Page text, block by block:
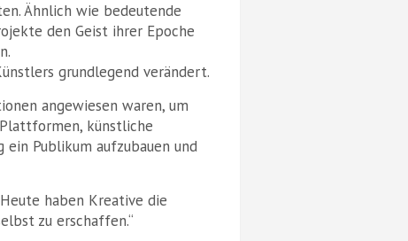
Ähnlich wie bedeutende
den Geist ihrer Epoche
grundlegend verändert.
angewiesen waren, um
künstliche
Publikum aufzubauen und
haben Kreative die
zu erschaffen.“